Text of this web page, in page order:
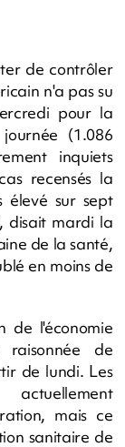
de contrôler
n'a pas su
pour la
(1.086
inquiets
recensés la
élevé sur sept
disait mardi la
de la santé,
en moins de
de l'économie
de
de lundi. Les
mais ce
sanitaire de